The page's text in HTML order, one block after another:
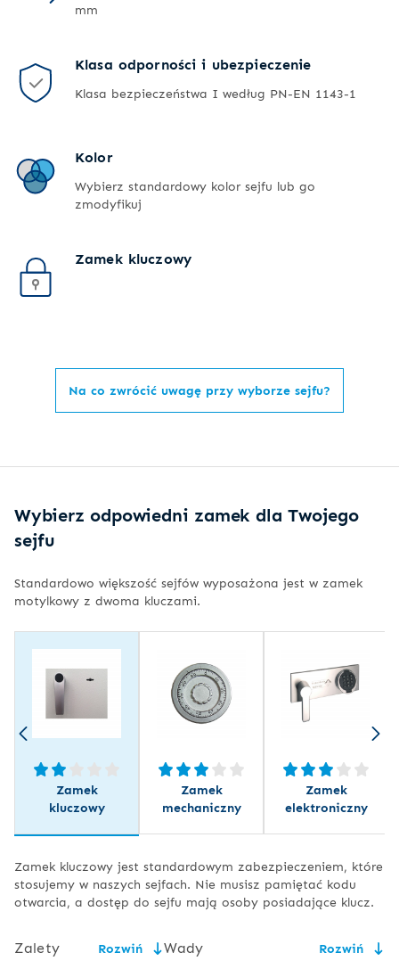
mm
Klasa odporności i ubezpieczenie
Klasa bezpieczeństwa I według PN-EN 1143-1
Kolor
Wybierz standardowy kolor sejfu lub go
zmodyfikuj
Zamek kluczowy
Na co zwrócić uwagę przy wyborze sejfu?
Wybierz odpowiedni zamek dla Twojego
sejfu
Standardowo większość sejfów wyposażona jest w zamek
motylkowy z dwoma kluczami.
Zamek
kluczowy
Zamek
mechaniczny
Zamek
elektroniczny
Zamek kluczowy jest standardowym zabezpieczeniem, które
stosujemy w naszych sejfach. Nie musisz pamiętać kodu
otwarcia, a dostęp do sejfu mają osoby posiadające klucz.
Zalety Rozwiń Wady Rozwiń